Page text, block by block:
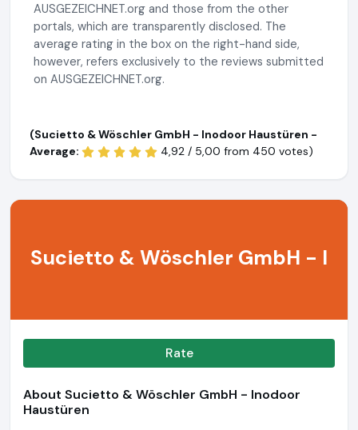
AUSGEZEICHNET.org and those from the other
portals, which are transparently disclosed. The
average rating in the box on the right-hand side,
however, refers exclusively to the reviews submitted
on AUSGEZEICHNET.org.
(Sucietto & Wöschler GmbH - Inodoor Haustüren -
Average:
4,92 / 5,00 from 450 votes)
Sucietto & Wöschler GmbH - I
Rate
About Sucietto & Wöschler GmbH - Inodoor
Haustüren